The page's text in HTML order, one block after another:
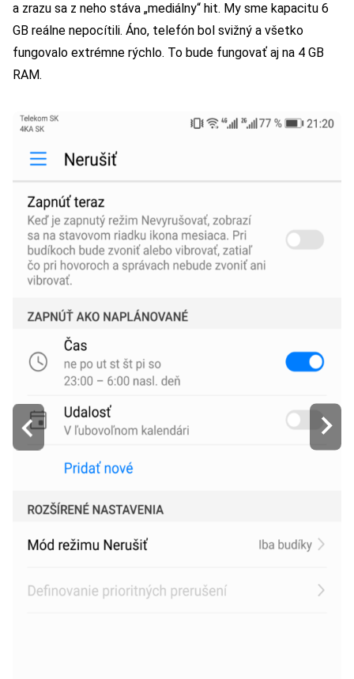
a zrazu sa z neho stáva „mediálny“ hit. My sme kapacitu 6
GB reálne nepocítili. Áno, telefón bol svižný a všetko
fungovalo extrémne rýchlo. To bude fungovať aj na 4 GB
RAM.